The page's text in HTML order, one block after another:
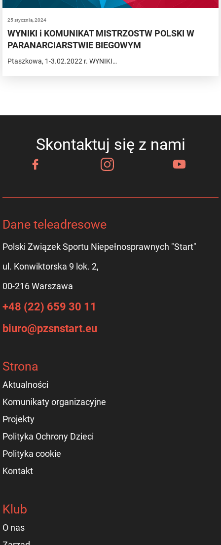
25 stycznia, 2024
WYNIKI i KOMUNIKAT MISTRZOSTW POLSKI W
PARANARCIARSTWIE BIEGOWYM
Ptaszkowa, 1-3.02.2022 r. WYNIKI…
Skontaktuj się z nami
Dane teleadresowe
Polski Związek Sportu Niepełnosprawnych "Start"
ul. Konwiktorska 9 lok. 2,
00-216 Warszawa
+48 (22) 659 30 11
biuro@pzsnstart.eu
Strona
Aktualności
Komunikaty organizacyjne
Projekty
Polityka Ochrony Dzieci
Polityka cookie
Kontakt
Klub
O nas